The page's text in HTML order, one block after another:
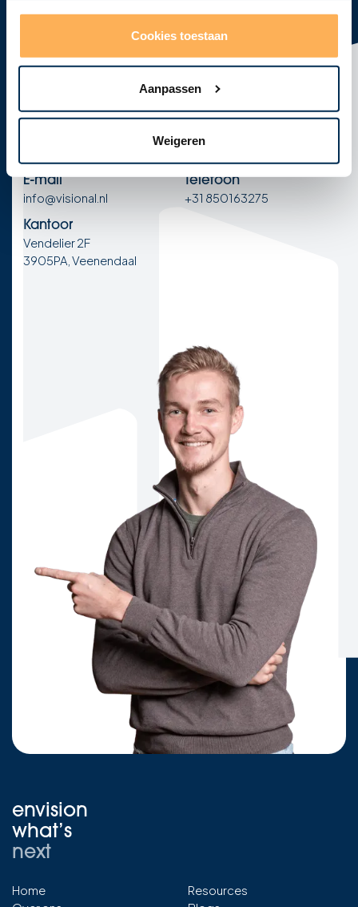
Cookies toestaan
Aanpassen
Weigeren
jouw visietot leven te
brengen?
samen jouw concept ontwikkelen tot een krachtig,
haalbaar en realistisch ontwerp!
E-mail
info@visional.nl
Telefoon
+31 850163275
Kantoor
Vendelier 2F
3905PA, Veenendaal
envision
what’s
next
Home
Resources